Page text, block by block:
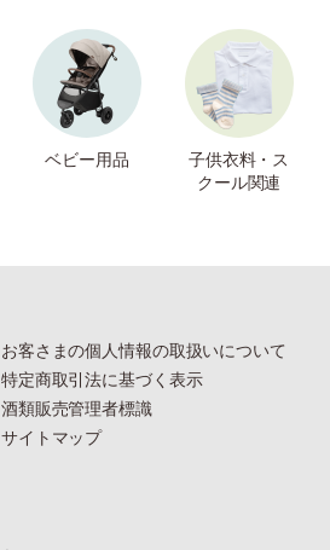
ベビー用品
子供衣料・ス
クール関連
お客さまの個人情報の取扱いについて
特定商取引法に基づく表示
酒類販売管理者標識
サイトマップ